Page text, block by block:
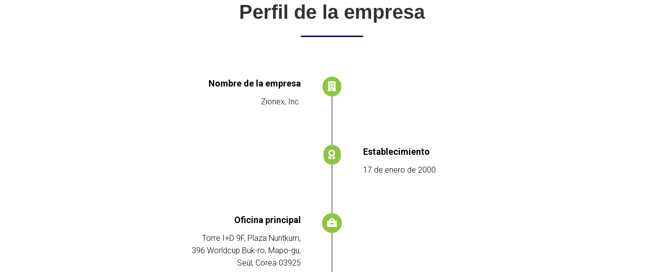
Perfil de la empresa
Nombre de la empresa
Zionex, Inc.
Establecimiento
17 de enero de 2000
Oficina principal
Torre I+D 9F, Plaza Nuritkum,
396 Worldcup Buk-ro, Mapo-gu,
Seúl, Corea 03925